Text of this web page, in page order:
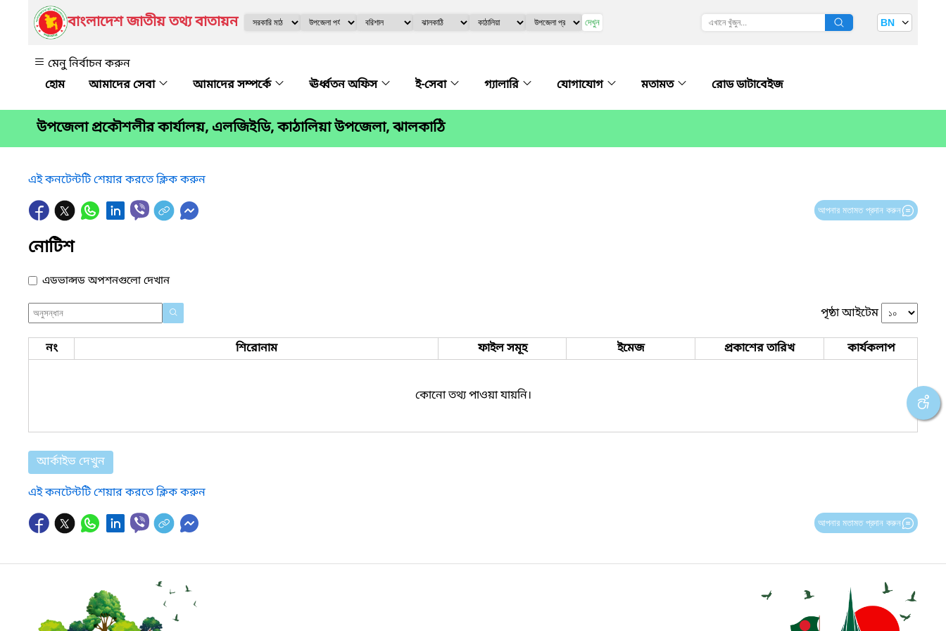
বাংলাদেশ জাতীয় তথ্য বাতায়ন দেখুন BN
মেনু নির্বাচন করুন
আমাদের সেবা
আমাদের সম্পর্কে ঊর্ধ্বতন অফিস ই-সেবা গ্যালারি যোগাযোগ মতামত রোড ডাটাবেইজ
উপজেলা প্রকৌশলীর কার্যালয়, এলজিইডি, কাঠালিয়া উপজেলা, ঝালকাঠি
এই কনটেন্টটি শেয়ার করতে ক্লিক করুন
আপনার মতামত প্রদান করুন
নোটিশ
এডভান্সড অপশনগুলো দেখান
পৃষ্ঠা আইটেম
নং শিরোনাম ফাইল সমূহ ইমেজ প্রকাশের তারিখ কার্যকলাপ
কোনো তথ্য পাওয়া যায়নি।
আর্কাইভ দেখুন
এই কনটেন্টটি শেয়ার করতে ক্লিক করুন
আপনার মতামত প্রদান করুন